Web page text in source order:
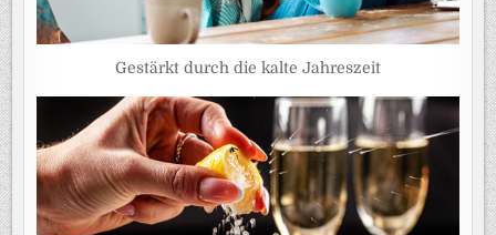
Gestärkt durch die kalte Jahreszeit